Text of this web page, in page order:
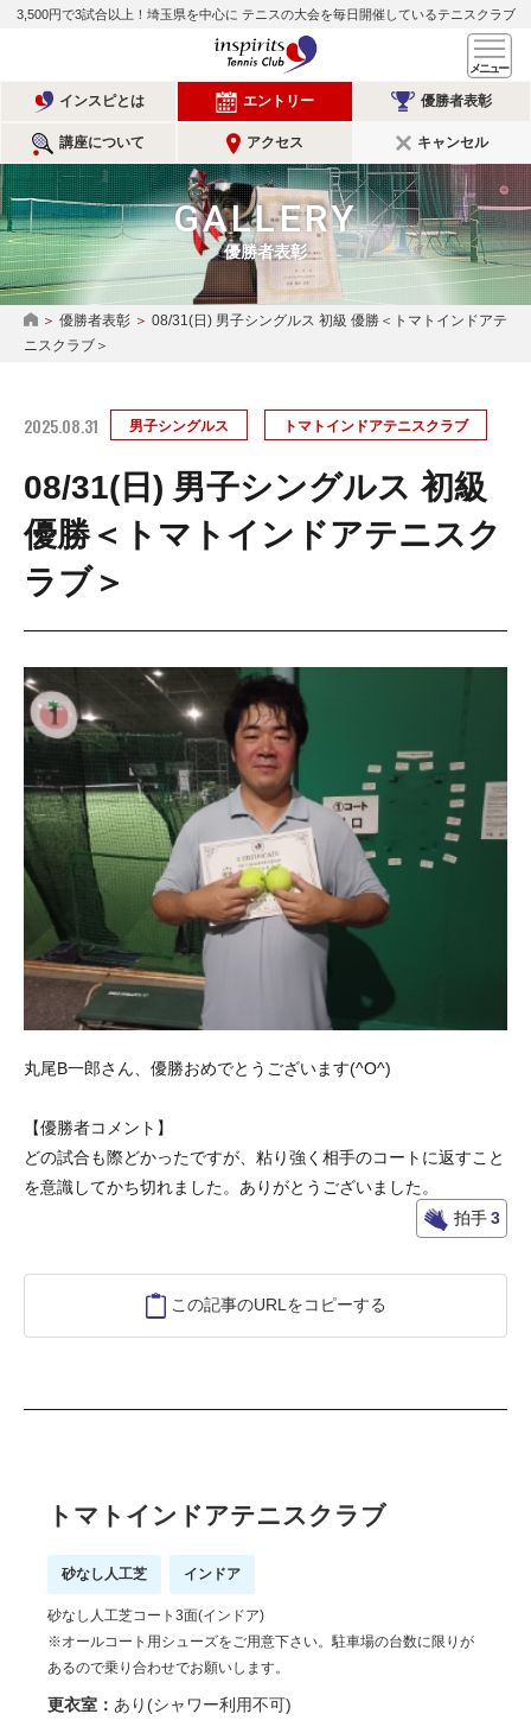
3,500円で3試合以上！埼玉県を中心に テニスの大会を毎日開催しているテニスクラブ
インスピリッツテニスクラ
インスピとは エントリー 優勝者表彰
講座について アクセス キャンセル
GALLERY
優勝者表彰
HOME
優勝者表彰
08/31(日) 男子シングルス 初級 優勝＜トマトインドアテ
ニスクラブ＞
2025.08.31 男子シングルス トマトインドアテニスクラブ
08/31(日) 男子シングルス 初級
優勝＜トマトインドアテニスク
ラブ＞
丸尾B一郎さん、優勝おめでとうございます(^O^)
【優勝者コメント】
どの試合も際どかったですが、粘り強く相手のコートに返すこと
を意識してかち切れました。ありがとうございました。
拍手3
この記事のURLをコピーする
トマトインドアテニスクラブ
砂なし人工芝 インドア
砂なし人工芝コート3面(インドア)
※オールコート用シューズをご用意下さい。駐車場の台数に限りが
あるので乗り合わせでお願いします。
更衣室： あり(シャワー利用不可)